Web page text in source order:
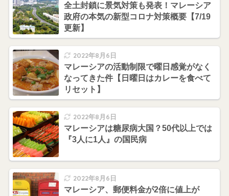
全土封鎖に景気対策も発表！マレーシア
政府の本気の新型コロナ対策概要【7/19
更新】
2022年8月6日
マレーシアの活動制限で曜日感覚がなく
なってきた件【日曜日はカレーを食べて
リセット】
2022年8月6日
マレーシアは糖尿病大国？50代以上では
『3人に1人』の国民病
2022年8月6日
マレーシア、郵便料金が2倍に値上が